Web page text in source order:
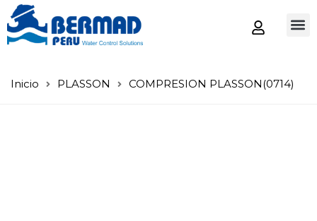
Inicio PLASSON COMPRESION PLASSON(0714)